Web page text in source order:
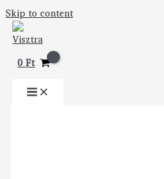
Skip to content
0Ft